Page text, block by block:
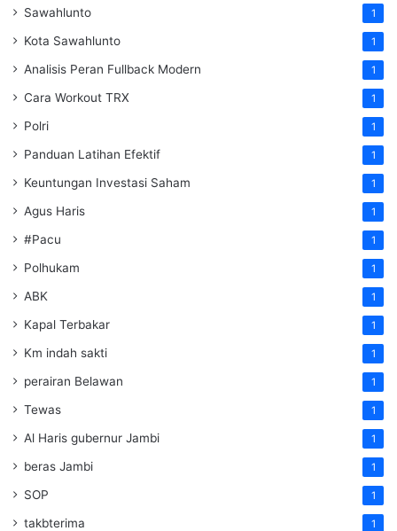
Sawahlunto 1
Kota Sawahlunto 1
Analisis Peran Fullback Modern 1
Cara Workout TRX 1
Polri 1
Panduan Latihan Efektif 1
Keuntungan Investasi Saham 1
Agus Haris 1
#Pacu 1
Polhukam 1
ABK 1
Kapal Terbakar 1
Km indah sakti 1
perairan Belawan 1
Tewas 1
Al Haris gubernur Jambi 1
beras Jambi 1
SOP 1
takbterima 1